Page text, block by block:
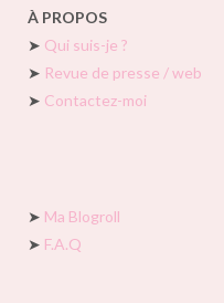
À PROPOS
➤ Qui suis-je ?
➤ Revue de presse / web
➤ Contactez-moi
➤ Ma Blogroll
➤ F.A.Q